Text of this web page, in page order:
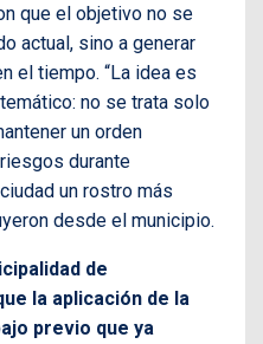
que el objetivo no se
actual, sino a generar
el tiempo. “La idea es
no se trata solo
un orden
durante
un rostro más
desde el municipio.
de
la aplicación de la
previo que ya